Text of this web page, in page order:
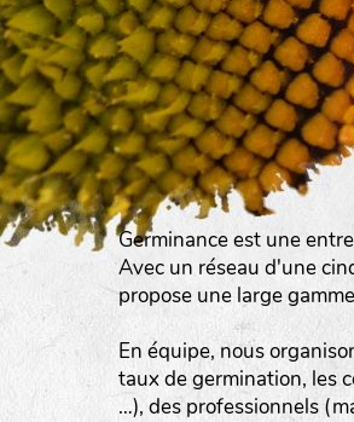
Germinance est une
Avec un réseau d'une
propose une large
En équipe, nous
taux de germination, les
…), des professionnels